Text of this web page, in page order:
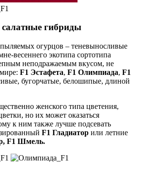
гибриды
огурцов – теневыносливые
весеннего экотипа сортотипа
неподражаемым вкусом, не
F1 Эстафета, F1 Олимпиада, F1
бугорчатые, белошипые, длиной
женского типа цветения,
но их может оказаться
к ним также лучше подсевать
F1 Гладиатор или летние
F1 Шмель.